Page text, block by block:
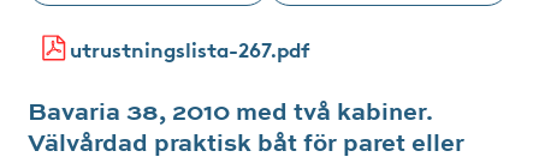
utrustningslista-267.pdf
Bavaria 38, 2010 med två kabiner.
Välvårdad praktisk båt för paret eller